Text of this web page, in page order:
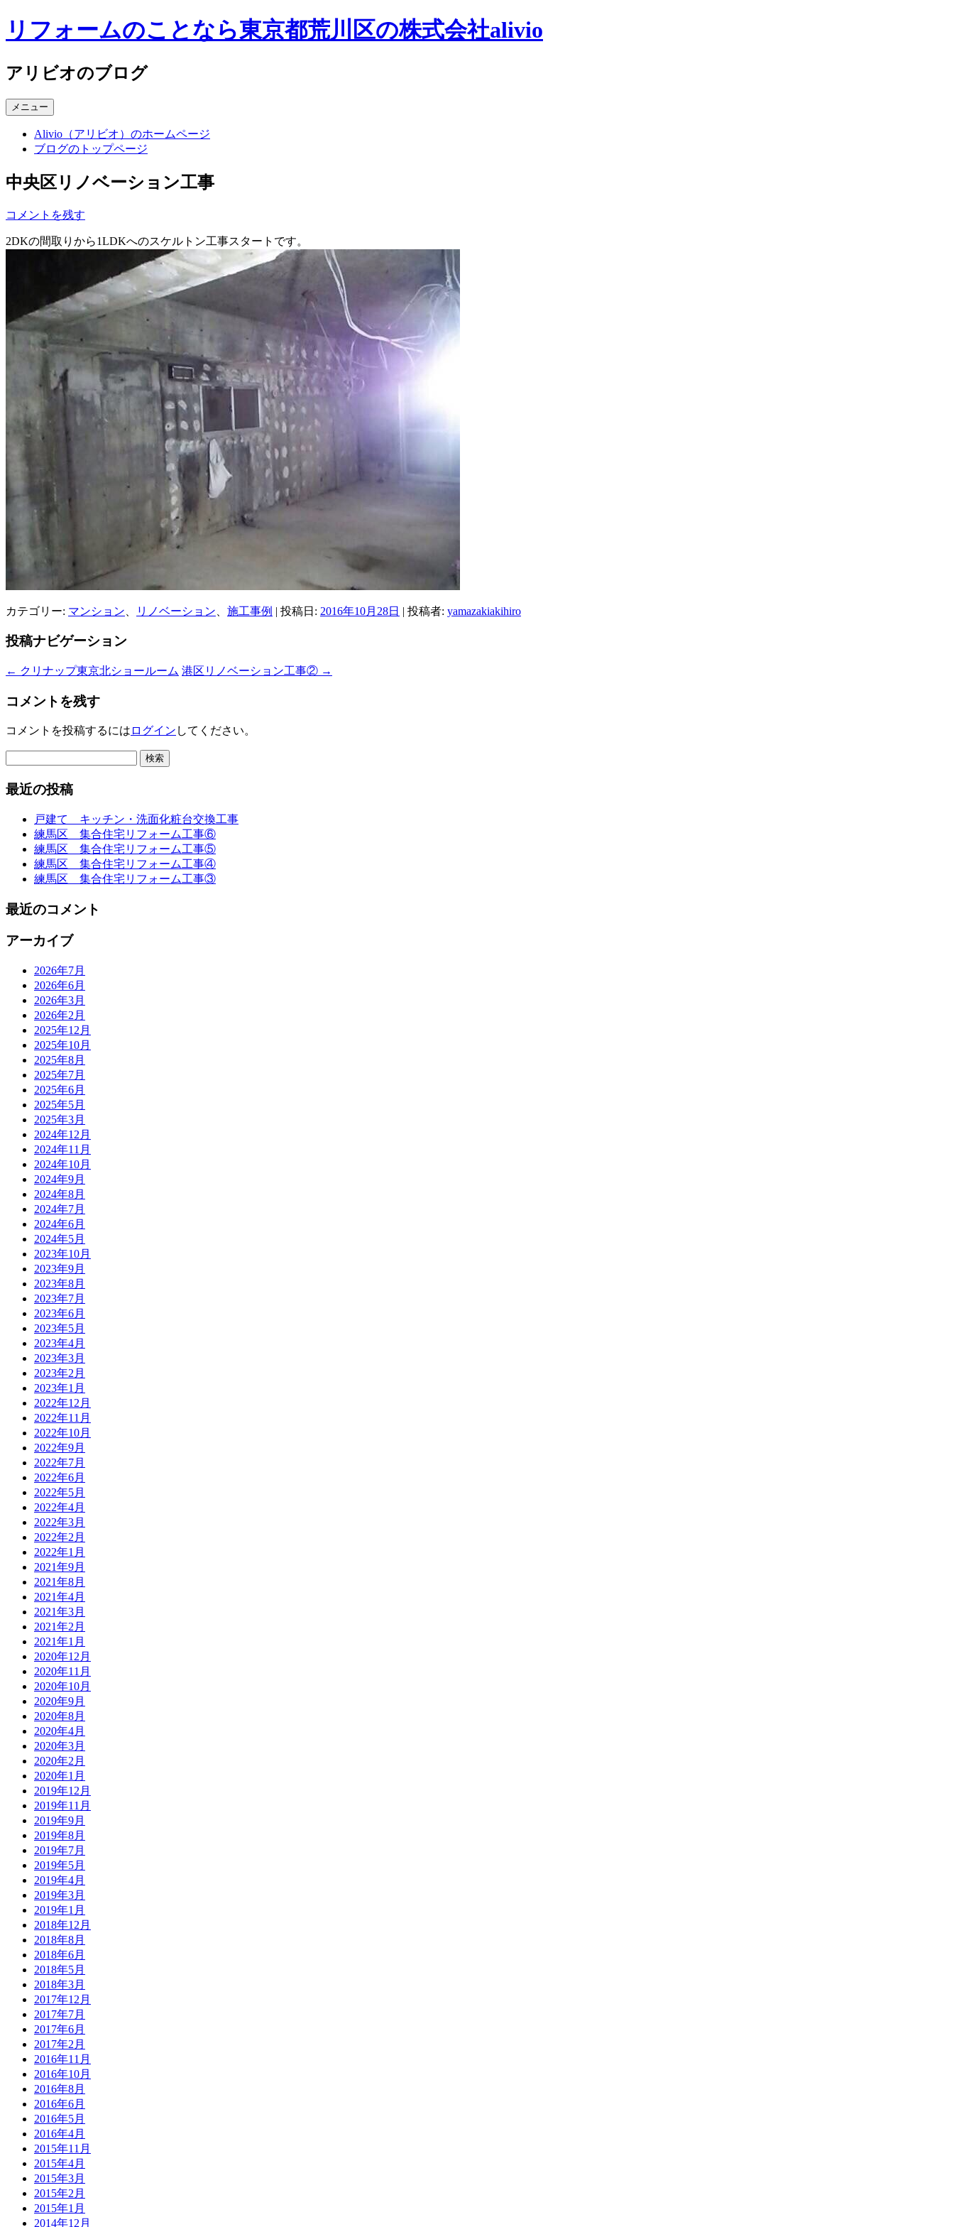
コ
ン
ン
ツ
へ
ス
リフォームのことなら東京都荒川区の株式会社alivio
アリビオのブログ
メニュー
Alivio（アリビオ）のホームページ
ブログのトップページ
中央区リノベーション工事
コメントを残す
2DKの間取りから1LDKへのスケルトン工事スタートです。
カテゴリー: マンション リノベーション 施工事例 | 投稿日: 2016年10月28日 | 投稿者: yamazakiakihiro
投稿ナビゲーション
← クリナップ東京北ショールーム 港区リノベーション工事② →
コメントを残す
コメントを投稿するには ログイン してください。
最近の投稿
戸建て キッチン・洗面化粧台交換工事
練馬区 集合住宅リフォーム工事⑥
練馬区 集合住宅リフォーム工事⑤
練馬区 集合住宅リフォーム工事④
練馬区 集合住宅リフォーム工事③
最近のコメント
アーカイブ
2026年7月
2026年6月
2026年3月
2026年2月
2025年12月
2025年10月
2025年8月
2025年7月
2025年6月
2025年5月
2025年3月
2024年12月
2024年11月
2024年10月
2024年9月
2024年8月
2024年7月
2024年6月
2024年5月
2023年10月
2023年9月
2023年8月
2023年7月
2023年6月
2023年5月
2023年4月
2023年3月
2023年2月
2023年1月
2022年12月
2022年11月
2022年10月
2022年9月
2022年7月
2022年6月
2022年5月
2022年4月
2022年3月
2022年2月
2022年1月
2021年9月
2021年8月
2021年4月
2021年3月
2021年2月
2021年1月
2020年12月
2020年11月
2020年10月
2020年9月
2020年8月
2020年4月
2020年3月
2020年2月
2020年1月
2019年12月
2019年11月
2019年9月
2019年8月
2019年7月
2019年5月
2019年4月
2019年3月
2019年1月
2018年12月
2018年8月
2018年6月
2018年5月
2018年3月
2017年12月
2017年7月
2017年6月
2017年2月
2016年11月
2016年10月
2016年8月
2016年6月
2016年5月
2016年4月
2015年11月
2015年4月
2015年3月
2015年2月
2015年1月
2014年12月